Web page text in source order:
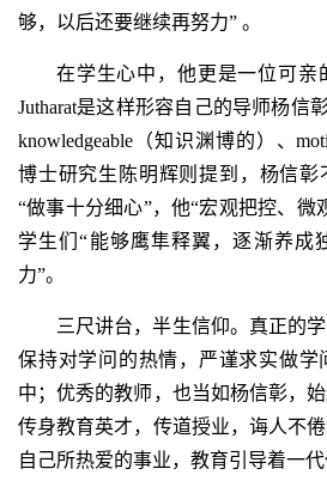
够，以后还要继续再努力” 。
在学生心中，他更是一位可亲
Jutharat是这样形容自己的导师杨信
knowledgeable（知识渊博的）、
博士研究生陈明辉则提到，杨信彰
“做事十分细心”，他“宏观把控、微
学生们“能够鹰隼释翼，逐渐养成
力”。
三尺讲台，半生信仰。真正的
保持对学问的热情，严谨求实做学
中；优秀的教师，也当如杨信彰，
传身教育英才，传道授业，诲人不
自己所热爱的事业，教育引导着一代